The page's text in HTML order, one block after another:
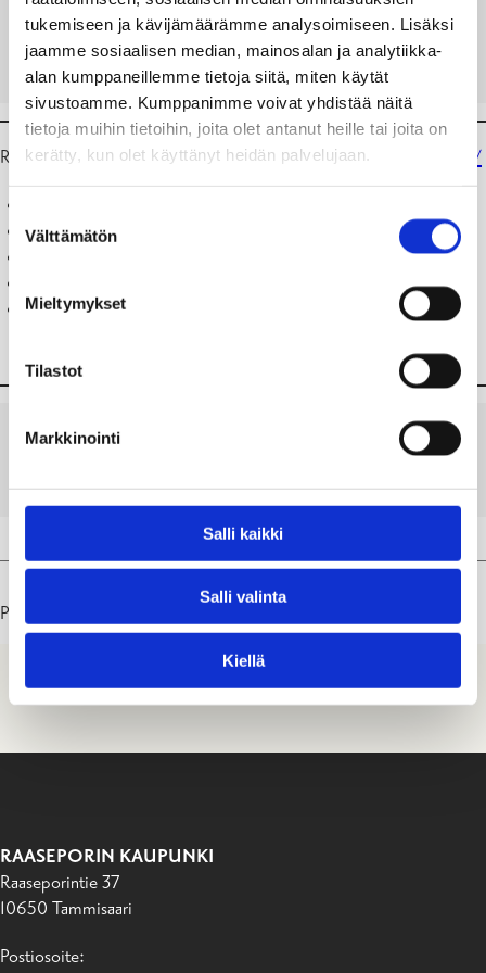
tukemiseen ja kävijämäärämme analysoimiseen. Lisäksi
jaamme sosiaalisen median, mainosalan ja analytiikka-
alan kumppaneillemme tietoja siitä, miten käytät
sivustoamme. Kumppanimme voivat yhdistää näitä
tietoja muihin tietoihin, joita olet antanut heille tai joita on
kerätty, kun olet käyttänyt heidän palvelujaan.
Suostumuksen
valinta
Välttämätön
Mieltymykset
Tilastot
Markkinointi
Salli kaikki
Salli valinta
Kiellä
Rakennusrekisterin korjaus
Rakennusvalvonnan lomakkeet
Rakennusvalvonnan taksat
Rakennusvalvonnan yhteystiedot
OHJE ARK 11 D
LATAA NÄYTÄ
RT-kortistoista, joita voi ostaahttps://www.rakennustietokauppa.fi/
RT-kortti 15-103397: Pääpiirustusten laatiminen
RT-kortti 15-11124: Piirustuslehti. Rakennuspiirustukset
RT-kortti 15-103396: Rakennuspiirustukset. Esitystapaohjeita
RT-kortti 15-10849: Muutos- ja korjausrakentamisen
HYVÄ ASEMAPIIRROS
LATAA NÄYTÄ
Päivitetty: 04.08.26
RAASEPORIN KAUPUNKI
Raaseporintie 37
10650 Tammisaari
Postiosoite: